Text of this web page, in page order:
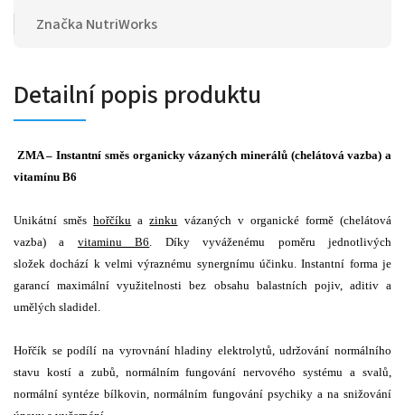
Značka NutriWorks
Detailní popis produktu
ZMA – Instantní směs organicky vázaných minerálů (chelátová vazba) a
vitamínu B6
Unikátní směshořčíku azinku vázaných v organické formě (chelátová
vazba) a vitaminu B6 . Díky vyváženému poměru jednotlivých
složek dochází k velmi výraznému synergnímu účinku. Instantní forma je
garancí maximální využitelnosti bez obsahu balastních pojiv, aditiv a
umělých sladidel.
Hořčík se podílí na vyrovnání hladiny elektrolytů, udržování normálního
stavu kostí a zubů, normálním fungování nervového systému a svalů,
normální syntéze bílkovin, normálním fungování psychiky a na snižování